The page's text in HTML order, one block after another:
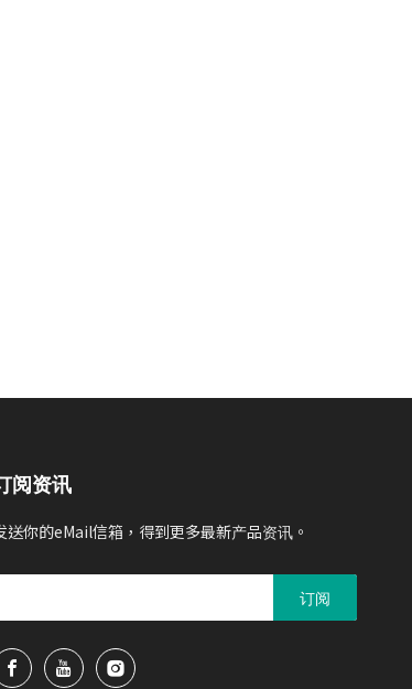
阅资讯
送你的eMail信箱，得到更多最新产品资讯。
订阅